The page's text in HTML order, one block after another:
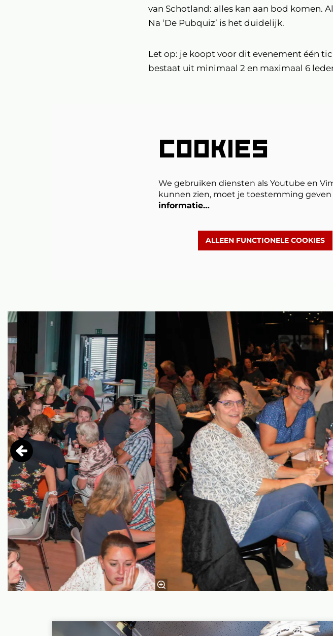
van Schotland: alles kan aan bod komen.
Na ‘De Pubquiz’ is het duidelijk.
Let op: je koopt voor dit evenement één
bestaat uit minimaal 2 en maximaal 6
COOKIES
We gebruiken diensten als Youtube en
kunnen zien, moet je toestemming
informatie…
ALLEEN FUNCTIONELE COOKIES
Overslaan